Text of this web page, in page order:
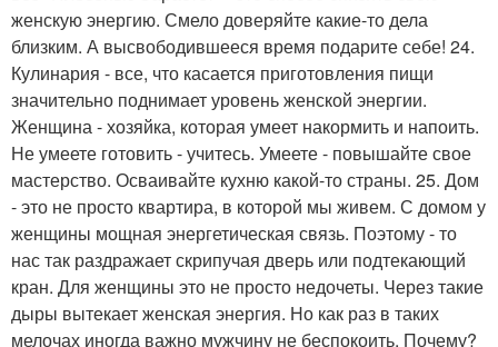
женскую энергию. Смело доверяйте какие-то дела
близким. А высвободившееся время подарите себе! 24.
Кулинария - все, что касается приготовления пищи
значительно поднимает уровень женской энергии.
Женщина - хозяйка, которая умеет накормить и напоить.
Не умеете готовить - учитесь. Умеете - повышайте свое
мастерство. Осваивайте кухню какой-то страны. 25. Дом
- это не просто квартира, в которой мы живем. С домом у
женщины мощная энергетическая связь. Поэтому - то
нас так раздражает скрипучая дверь или подтекающий
кран. Для женщины это не просто недочеты. Через такие
дыры вытекает женская энергия. Но как раз в таких
мелочах иногда важно мужчину не беспокоить. Почему?